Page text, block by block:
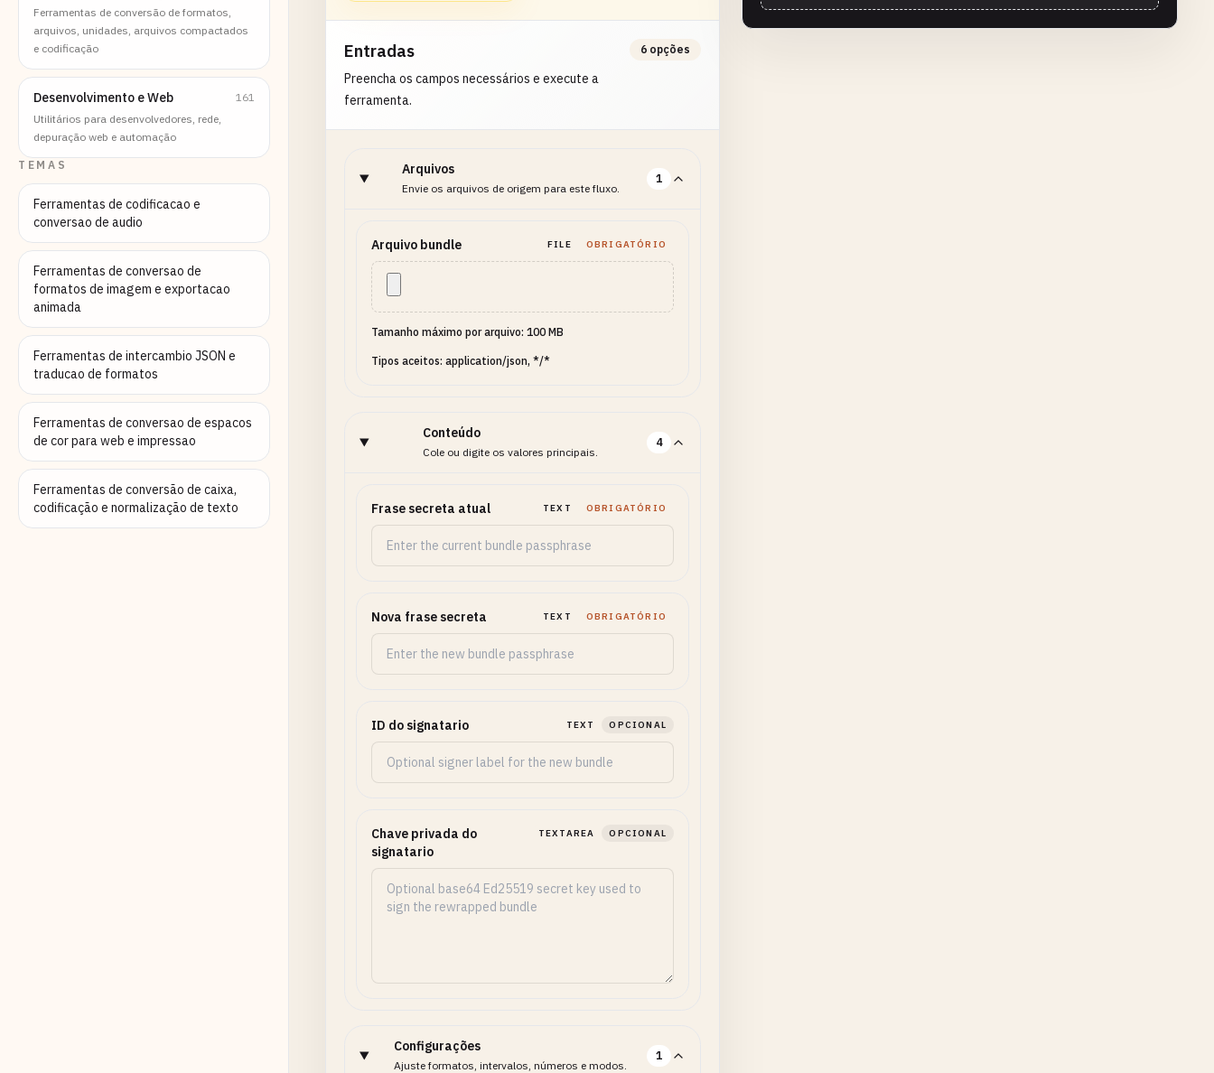
Ferramentas de conversão de formatos,
arquivos, unidades, arquivos compactados
e codificação
Desenvolvimento e Web
161
Utilitários para desenvolvedores, rede,
depuração web e automação
TEMAS
Ferramentas de codificacao e
conversao de audio
Ferramentas de conversao de
formatos de imagem e exportacao
animada
Ferramentas de intercambio JSON e
traducao de formatos
Ferramentas de conversao de espacos
de cor para web e impressao
Ferramentas de conversão de caixa,
codificação e normalização de texto
Entradas
Preencha os campos necessários e execute a
ferramenta.
6 opções
Arquivos
Envie os arquivos de origem para este fluxo.
1
Arquivo bundle FILE OBRIGATÓRIO
Tamanho máximo por arquivo: 100 MB
Tipos aceitos: application/json, */*
Conteúdo
Cole ou digite os valores principais.
4
Frase secreta atual TEXT OBRIGATÓRIO
Nova frase secreta TEXT OBRIGATÓRIO
ID do signatario TEXT OPCIONAL
Chave privada do
signatario
TEXTAREA OPCIONAL
Configurações
Ajuste formatos, intervalos, números e modos.
1